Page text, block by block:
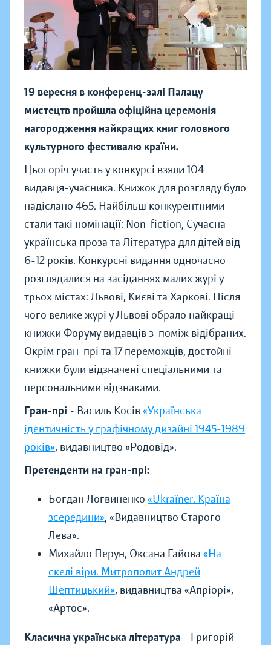
19 вересня в конференц-залі Палацу
мистецтв пройшла офіційна церемонія
нагородження найкращих книг головного
культурного фестивалю країни.
Цьогоріч участь у конкурсі взяли 104
видавця-учасника. Книжок для розгляду було
надіслано 465. Найбільш конкурентними
стали такі номінації: Non-fiction, Сучасна
українська проза та Література для дітей від
6-12 років. Конкурсні видання одночасно
розглядалися на засіданнях малих журі у
трьох містах: Львові, Києві та Харкові. Після
чого велике журі у Львові обрало найкращі
книжки Форуму видавців з-поміж відібраних.
Окрім гран-прі та 17 переможців, достойні
книжки були відзначені спеціальними та
персональними відзнаками.
Гран-прі - Василь Косів«Українська
ідентичність у графічному дизайні 1945-1989
років», видавництво «Родовід».
Претенденти на гран-прі:
Богдан Логвиненко «Ukraїner. Країна
зсередини», «Видавництво Старого
Лева».
Михайло Перун, Оксана Гайова «На
скелі віри. Митрополит Андрей
Шептицький», видавництва «Апріорі»,
«Артос».
Класична українська література - Григорій